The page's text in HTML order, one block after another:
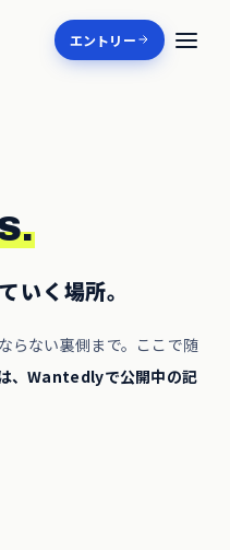
エントリー
いく場所。
らない裏側まで。ここで随
、Wantedlyで公開中の記